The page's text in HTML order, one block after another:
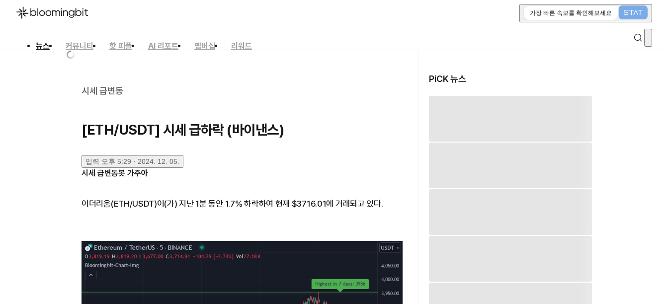
가장 빠른 속보를 확인해보세요
뉴스 커뮤니티 핫 피플 AI 리포트 멤버십
리워드
시세 급변동
[ETH/USDT] 시세 급하락 (바이낸스)
입력 오후 5:29 · 2024. 12. 05.
시세 급변동봇 가주아
이더리움(ETH/USDT)이(가) 지난 1분 동안 1.7% 하락하여 현재 $3716.01에 거래되고 있다.
PiCK 뉴스